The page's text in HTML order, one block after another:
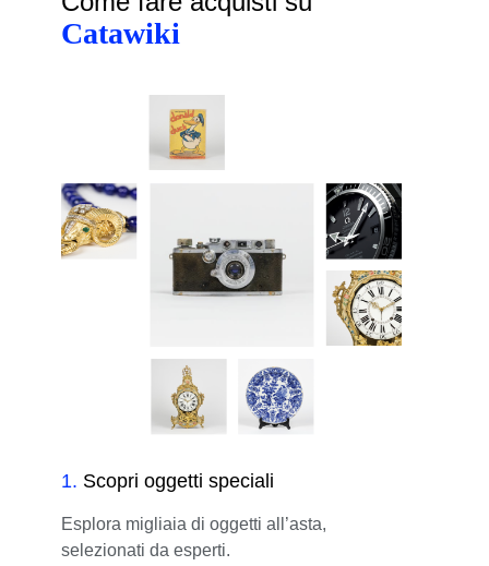
Catawiki
1. Scopri oggetti speciali
Esplora migliaia di oggetti all’asta,
selezionati da esperti.